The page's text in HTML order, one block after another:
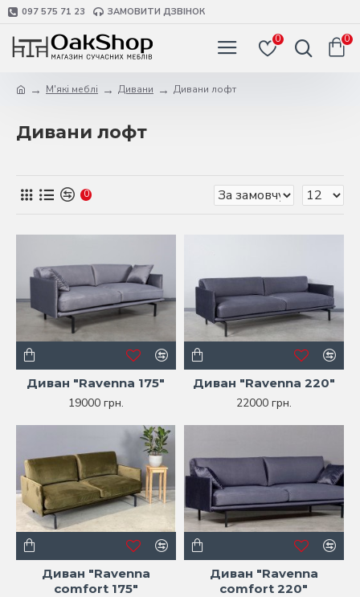
097 575 71 23 ЗАМОВИТИ ДЗВІНОК
0 0
М'які меблі Дивани Дивани лофт
Дивани лофт
0
Диван "Ravenna 175"
19000 грн.
Диван "Ravenna 220"
22000 грн.
Диван "Ravenna
comfort 175"
Диван "Ravenna
comfort 220"